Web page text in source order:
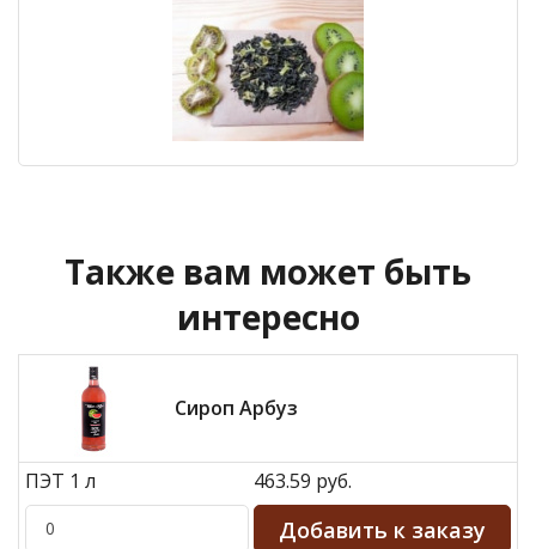
Также вам может быть
интересно
Сироп Арбуз
ПЭТ 1 л 463.59 руб.